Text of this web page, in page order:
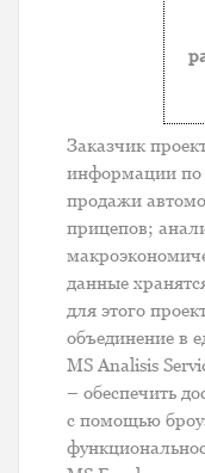
Заказчик
информации по
продажи
прицепов;
данные
для этого
объединение в
MS Analisis
– обеспечить
с помощью